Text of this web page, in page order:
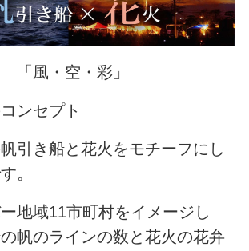
風・空・彩」
ンセプト
引き船と花火をモチーフにし
。
地域11市町村をイメージし
帆のラインの数と花火の花弁